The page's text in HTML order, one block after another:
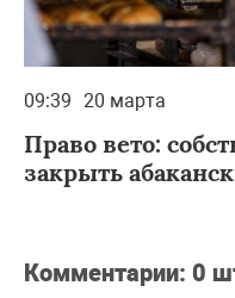
09:39 20 марта
Право вето:
закрыть
Комментарии: 0